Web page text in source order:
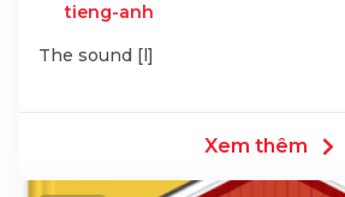
tieng-anh
The sound [l]
Xem thêm